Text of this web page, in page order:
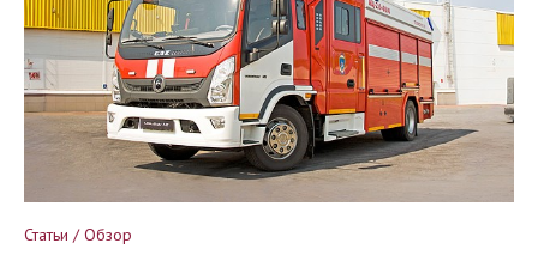
Статьи / Обзор